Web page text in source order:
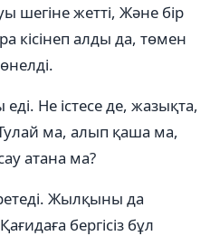
жетті, Және бір
кісінеп алды да, төмен
Не істесе де, жазықта,
ма, алып қаша ма,
атана ма?
Жылқыны да
бергісіз бұл